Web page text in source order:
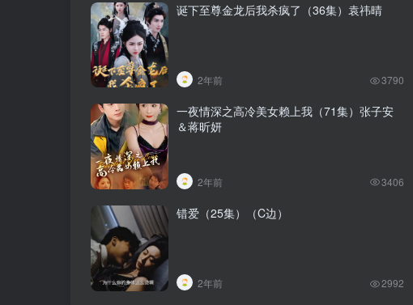
诞下至尊金龙后我杀疯了（36集）袁祎晴
2年前 3790
一夜情深之高冷美女赖上我（71集）张子安
＆蒋昕妍
2年前 3406
错爱（25集）（C边）
2年前 2992